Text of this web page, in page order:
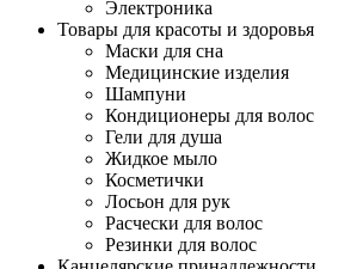
Электроника
Товары для красоты и здоровья
Маски для сна
Медицинские изделия
Шампуни
Кондиционеры для волос
Гели для душа
Жидкое мыло
Косметички
Лосьон для рук
Расчески для волос
Резинки для волос